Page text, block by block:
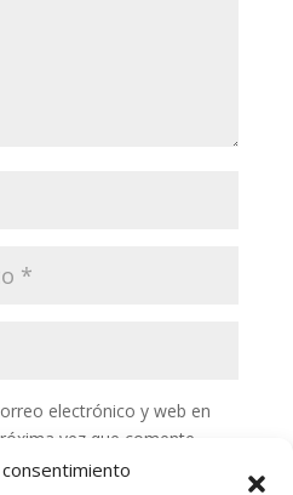
electrónico y web en
vez que comente.